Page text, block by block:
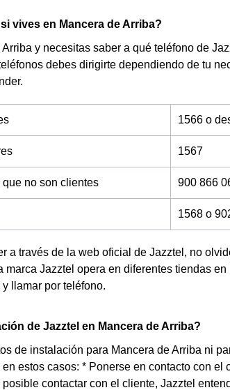
vives en Mancera de Arriba?
y necesitas saber a qué teléfono de
debes dirigirte dependiendo de tu
1566 o
1567
no son clientes 900 866
1568 o
a través de la web oficial de Jazztel, no
marca Jazztel opera en diferentes tiendas
llamar por teléfono.
de Jazztel en Mancera de Arriba?
de instalación para Mancera de Arriba ni
estos casos: * Ponerse en contacto con el
contactar con el cliente, Jazztel